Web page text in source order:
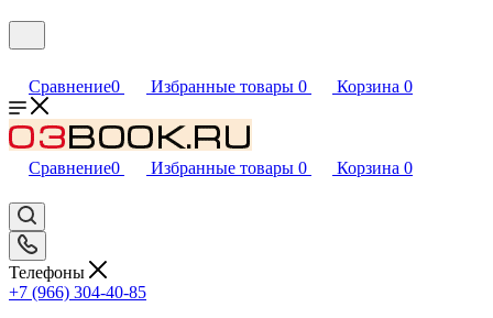
Сравнение0 Избранные товары 0 Корзина 0
Сравнение0 Избранные товары 0 Корзина 0
Телефоны
+7 (966) 304-40-85